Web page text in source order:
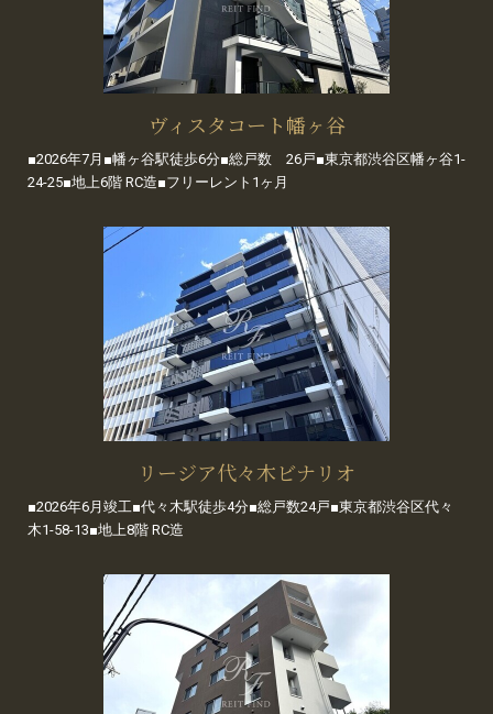
ヴィスタコート幡ヶ谷
■2026年7月■幡ヶ谷駅徒歩6分■総戸数 26戸■東京都渋谷区幡ヶ谷1-
24-25■地上6階 RC造■フリーレント1ヶ月
リージア代々木ビナリオ
■2026年6月竣工■代々木駅徒歩4分■総戸数24戸■東京都渋谷区代々
木1-58-13■地上8階 RC造